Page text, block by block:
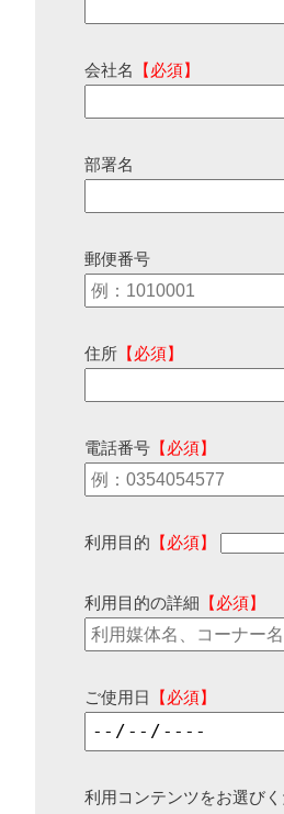
会社名 【必須】
部署名
郵便番号
住所 【必須】
電話番号 【必須】
利用目的 【必須】
利用目的の詳細 【必須】
ご使用日 【必須】
利用コンテンツをお選びく